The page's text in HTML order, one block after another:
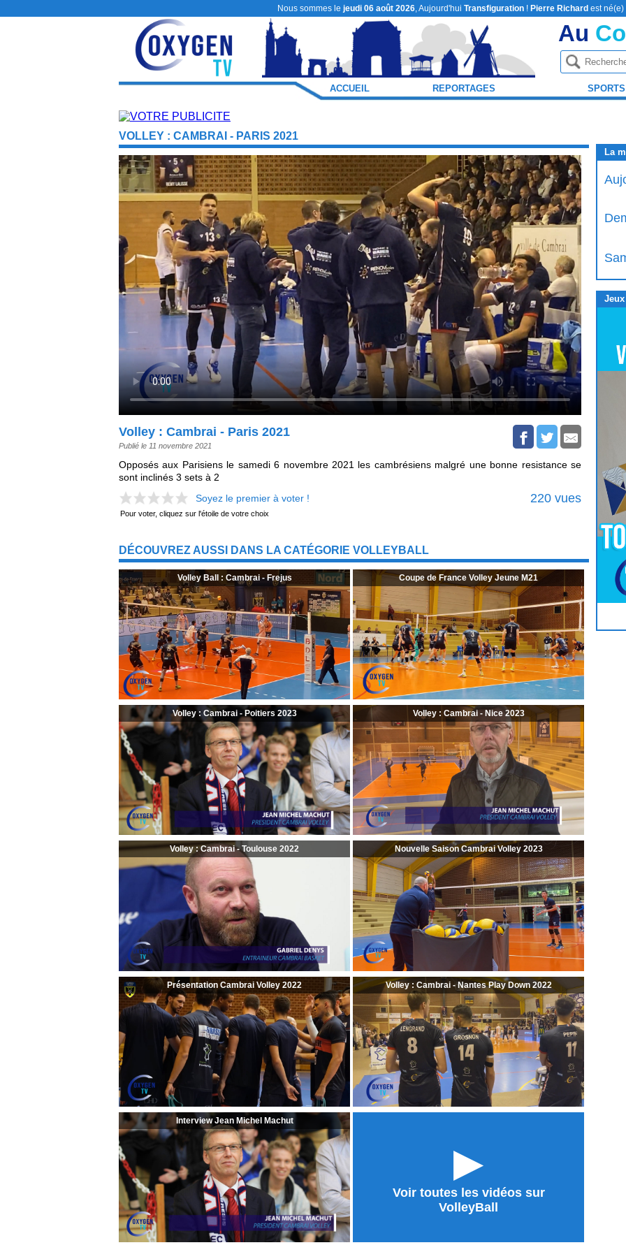
Nous sommes le jeudi 06 août 2026, Aujourd'hui Transfiguration ! Pierre Richard est né(e)
Au
ACCUEIL REPORTAGES SPORTS
VOLLEY : CAMBRAI - PARIS 2021
Volley : Cambrai - Paris 2021
Publié le 11 novembre 2021
Opposés aux Parisiens le samedi 6 novembre 2021 les cambrésiens malgré une bonne resistance se
sont inclinés 3 sets à 2
Soyez le premier à voter !
220 vues
Pour voter, cliquez sur l'étoile de votre choix
DÉCOUVREZ AUSSI DANS LA CATÉGORIE VOLLEYBALL
Volley Ball : Cambrai - Frejus Coupe de France Volley Jeune M21
Volley : Cambrai - Poitiers 2023 Volley : Cambrai - Nice 2023
Volley : Cambrai - Toulouse 2022 Nouvelle Saison Cambrai Volley 2023
Présentation Cambrai Volley 2022 Volley : Cambrai - Nantes Play Down 2022
Interview Jean Michel Machut
►
Voir toutes les vidéos sur
VolleyBall
La
Jeux
Jouer cliquez-ici